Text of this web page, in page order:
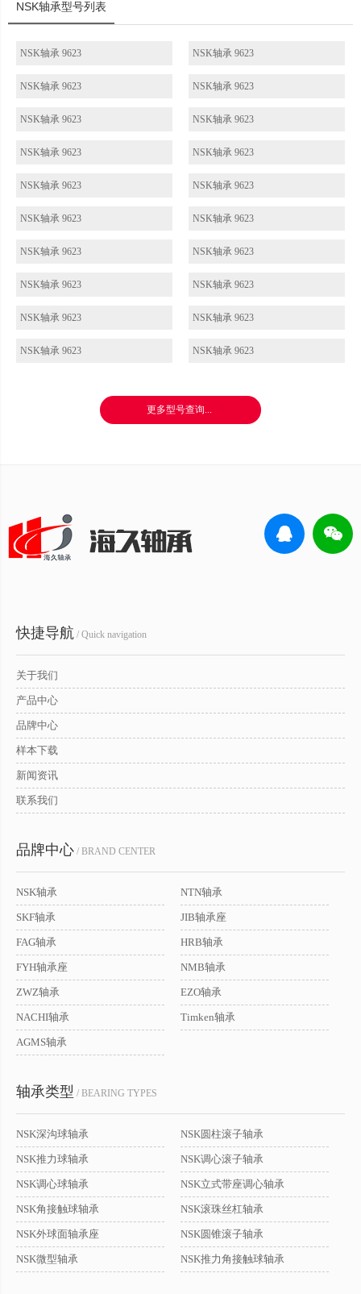
NSK轴承型号列表
NSK轴承 9623 NSK轴承 9623
NSK轴承 9623 NSK轴承 9623
NSK轴承 9623 NSK轴承 9623
NSK轴承 9623 NSK轴承 9623
NSK轴承 9623 NSK轴承 9623
NSK轴承 9623 NSK轴承 9623
NSK轴承 9623 NSK轴承 9623
NSK轴承 9623 NSK轴承 9623
NSK轴承 9623 NSK轴承 9623
NSK轴承 9623 NSK轴承 9623
更多型号查询...
快捷导航 / Quick navigation
关于我们
产品中心
品牌中心
样本下载
新闻资讯
联系我们
品牌中心 / BRAND CENTER
NSK轴承 NTN轴承
SKF轴承 JIB轴承座
FAG轴承 HRB轴承
FYH轴承座 NMB轴承
ZWZ轴承 EZO轴承
NACHI轴承 Timken轴承
AGMS轴承
轴承类型 / BEARING TYPES
NSK深沟球轴承 NSK圆柱滚子轴承
NSK推力球轴承 NSK调心滚子轴承
NSK调心球轴承 NSK立式带座调心轴承
NSK角接触球轴承 NSK滚珠丝杠轴承
NSK外球面轴承座 NSK圆锥滚子轴承
NSK微型轴承 NSK推力角接触球轴承